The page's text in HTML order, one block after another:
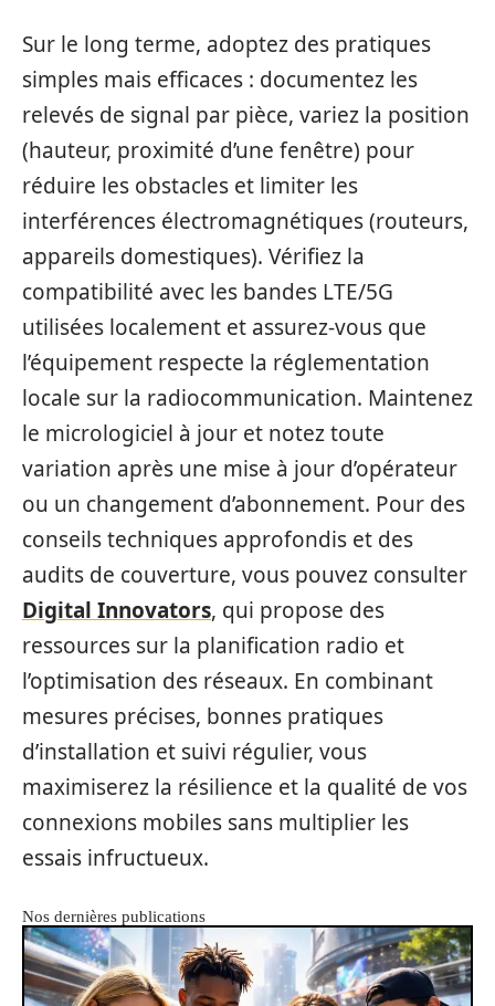
Sur le long terme, adoptez des pratiques
simples mais efficaces : documentez les
relevés de signal par pièce, variez la position
(hauteur, proximité d’une fenêtre) pour
réduire les obstacles et limiter les
interférences électromagnétiques (routeurs,
appareils domestiques). Vérifiez la
compatibilité avec les bandes LTE/5G
utilisées localement et assurez‑vous que
l’équipement respecte la réglementation
locale sur la radiocommunication. Maintenez
le micrologiciel à jour et notez toute
variation après une mise à jour d’opérateur
ou un changement d’abonnement. Pour des
conseils techniques approfondis et des
audits de couverture, vous pouvez consulter
Digital Innovators, qui propose des
ressources sur la planification radio et
l’optimisation des réseaux. En combinant
mesures précises, bonnes pratiques
d’installation et suivi régulier, vous
maximiserez la résilience et la qualité de vos
connexions mobiles sans multiplier les
essais infructueux.
Nos dernières publications